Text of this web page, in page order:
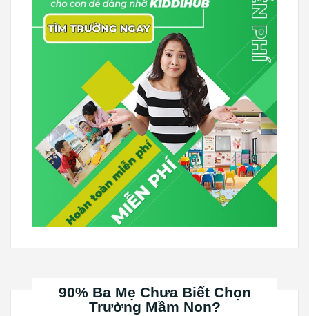
90% Ba Mẹ Chưa Biết Chọn
Trường Mầm Non?